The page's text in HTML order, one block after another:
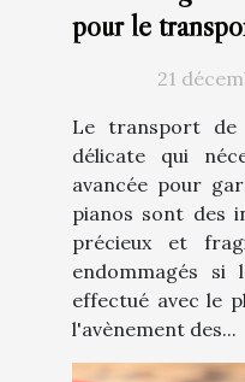
pour le
21
Le transport de
délicate qui
avancée pour
pianos sont des
précieux et
endommagés
effectué avec le
l'avènement des...